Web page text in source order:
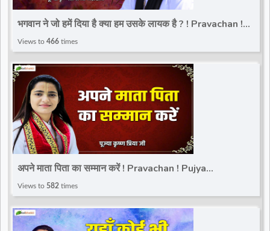
भगवान ने जो हमें दिया है क्या हम उसके लायक है ? ! Pravachan !
Pujya Krishnapriya Ji Maharaj
Views to 466 times
अपने माता पिता का सम्मान करें ! Pravachan ! Pujya
Krishnapriya Ji Maharaj
Views to 582 times